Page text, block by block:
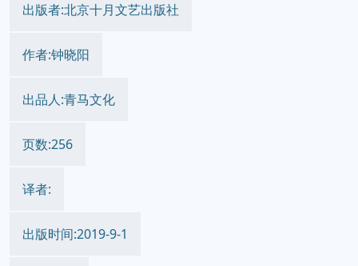
出版者:北京十月文艺出版社
作者:钟晓阳
出品人:青马文化
页数:256
译者:
出版时间:2019-9-1